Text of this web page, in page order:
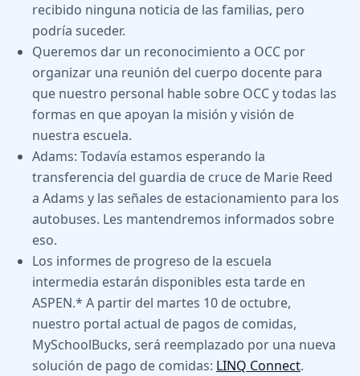
recibido ninguna noticia de las familias, pero
podría suceder.
Queremos dar un reconocimiento a OCC por
organizar una reunión del cuerpo docente para
que nuestro personal hable sobre OCC y todas las
formas en que apoyan la misión y visión de
nuestra escuela.
Adams: Todavía estamos esperando la
transferencia del guardia de cruce de Marie Reed
a Adams y las señales de estacionamiento para los
autobuses. Les mantendremos informados sobre
eso.
Los informes de progreso de la escuela
intermedia estarán disponibles esta tarde en
ASPEN.* A partir del martes 10 de octubre,
nuestro portal actual de pagos de comidas,
MySchoolBucks, será reemplazado por una nueva
solución de pago de comidas: LINQ Connect.